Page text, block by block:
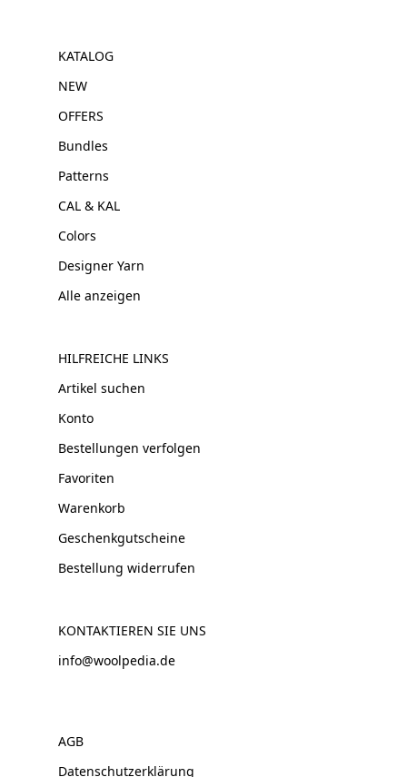
KATALOG
NEW
OFFERS
Bundles
Patterns
CAL & KAL
Colors
Designer Yarn
Alle anzeigen
HILFREICHE LINKS
Artikel suchen
Konto
Bestellungen verfolgen
Favoriten
Warenkorb
Geschenkgutscheine
Bestellung widerrufen
KONTAKTIEREN SIE UNS
info@woolpedia.de
AGB
Datenschutzerklärung